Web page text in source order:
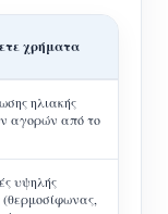
χρήματα
ηλιακής
αγορών από το
υψηλής